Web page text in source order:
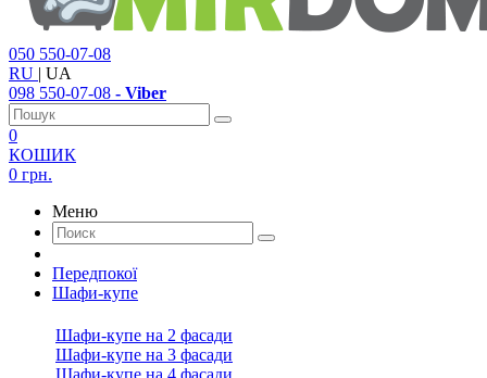
050 550-07-08
RU | UA
098 550-07-08 - Viber
0
КОШИК
0 грн.
Меню
Передпокої
Шафи-купе
Шафи-купе на 2 фасади
Шафи-купе на 3 фасади
Шафи-купе на 4 фасади